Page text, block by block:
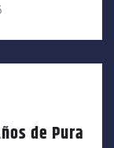
de Pura